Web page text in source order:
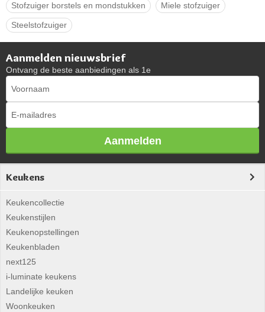
Stofzuiger borstels en mondstukken Miele stofzuiger
Steelstofzuiger
Aanmelden nieuwsbrief
Ontvang de beste aanbiedingen als 1e
Aanmelden
Keukens
Keukencollectie
Keukenstijlen
Keukenopstellingen
Keukenbladen
next125
i-luminate keukens
Landelijke keuken
Woonkeuken